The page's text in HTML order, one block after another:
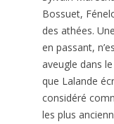
Bossuet,
des athées.
en passant,
aveugle dans le
que Lalande
considéré
les plus